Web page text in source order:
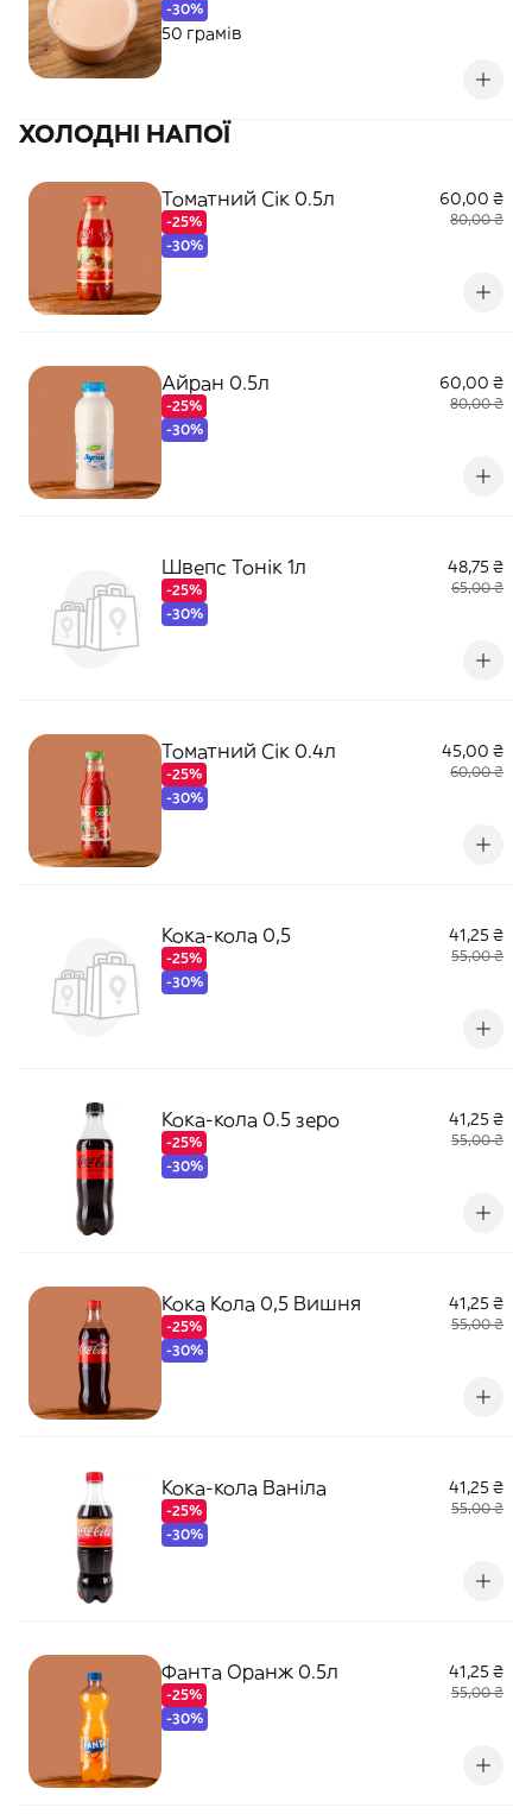
-30%
50 грамів
ХОЛОДНІ НАПОЇ
Томатний Сік 0.5л
-25%
-30%
60,00 ₴
80,00 ₴
Айран 0.5л
-25%
-30%
60,00 ₴
80,00 ₴
Швепс Тонік 1л
-25%
-30%
48,75 ₴
65,00 ₴
Томатний Сік 0.4л
-25%
-30%
45,00 ₴
60,00 ₴
Кока-кола 0,5
-25%
-30%
41,25 ₴
55,00 ₴
Кока-кола 0.5 зеро
-25%
-30%
41,25 ₴
55,00 ₴
Кока Кола 0,5 Вишня
-25%
-30%
41,25 ₴
55,00 ₴
Кока-кола Ваніла
-25%
-30%
41,25 ₴
55,00 ₴
Фанта Оранж 0.5л
-25%
-30%
41,25 ₴
55,00 ₴